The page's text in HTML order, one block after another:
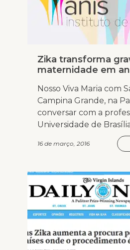
Zika transforma
maternidade em
Nosso Viva Maria com
Campina Grande, na
conversar com a
Universidade de
16 de março, 2016